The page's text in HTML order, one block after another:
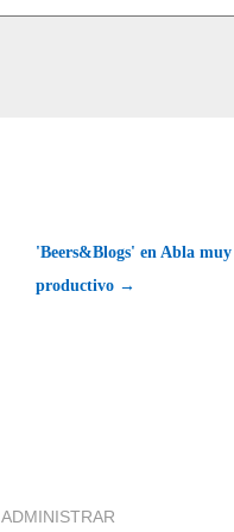
'Beers&Blogs' en Abla muy
productivo →
ADMINISTRAR